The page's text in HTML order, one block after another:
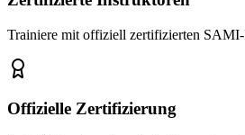
Trainiere mit offiziell zertifizierten
Offizielle Zertifizierung